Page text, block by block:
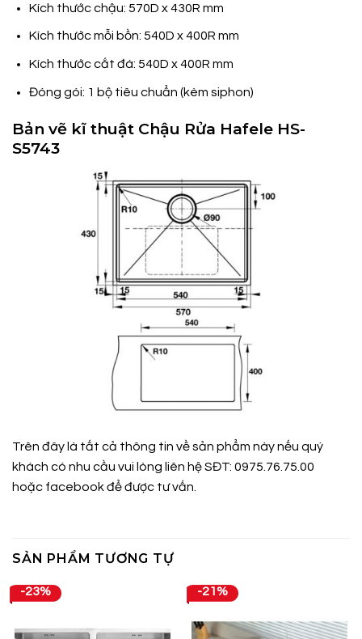
Kích thước chậu: 570D x 430R mm
Kích thước mỗi bồn: 540D x 400R mm
Kích thước cắt đá: 540D x 400R mm
Đóng gói: 1 bộ tiêu chuẩn (kèm siphon)
Bản vẽ kĩ thuật Chậu Rửa Hafele HS-
S5743
Trên đây là tất cả thông tin về sản phẩm này nếu quý
khách có nhu cầu vui lòng liên hệ SĐT: 0975.76.75.00
hoặc facebookđể được tư vấn.
SẢN PHẨM TƯƠNG TỰ
-23% -21%